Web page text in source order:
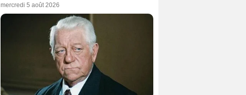
mercredi 5 août 2026